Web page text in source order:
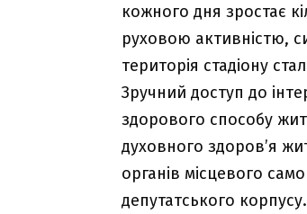
кожного дня зростає
руховою активністю,
територія стадіону
Зручний доступ до
здорового способу
духовного здоров’я
органів місцевого
депутатського корпусу.